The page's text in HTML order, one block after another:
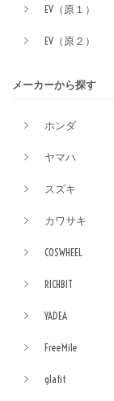
EV（原１）
EV（原２）
メーカーから探す
ホンダ
ヤマハ
スズキ
カワサキ
COSWHEEL
RICHBIT
YADEA
FreeMile
glafit